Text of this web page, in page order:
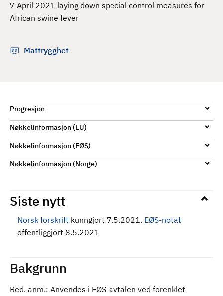
7 April 2021 laying down special control measures for
African swine fever
Mattrygghet
Progresjon
Nøkkelinformasjon (EU)
Nøkkelinformasjon (EØS)
Nøkkelinformasjon (Norge)
Siste nytt
Norsk forskrift kunngjort 7.5.2021. EØS-notat
offentliggjort 8.5.2021
Bakgrunn
Red. anm.: Anvendes i EØS-avtalen ved forenklet